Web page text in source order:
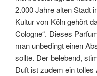
2.000 Jahre alten Stadt
Kultur von Köln gehört
Cologne“. Dieses
man unbedingt einen
sollte. Der belebend,
Duft ist zudem ein